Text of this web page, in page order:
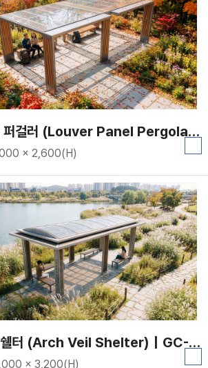
루버 패널 퍼걸러 (Louver Panel Pergola)｜GC-P-115A
× 2,600(H)
아치베일 쉘터 (Arch Veil Shelter)｜GC-P-1722
× 3,200(H)